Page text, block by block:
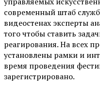
современный штаб
видеостенах эксперты
того чтобы ставить
реагирования. На всех
установлены рамки и
время проведения
зарегистрировано.